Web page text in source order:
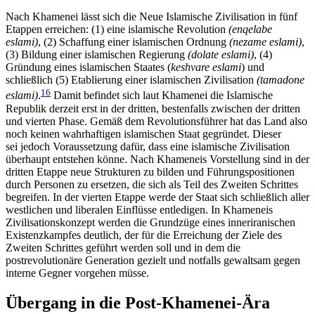
Nach Khamenei lässt sich die Neue Islamische Zivi­lisation in fünf
Etappen erreichen: (1) eine islamische Revolution (enqelabe
eslami), (2) Schaffung einer islami­schen Ordnung (nezame eslami),
(3) Bildung einer isla­mischen Regierung (dolate eslami), (4)
Gründung eines islamischen Staates (keshvare eslami) und
schließlich (5) Etablierung einer islamischen Zivilisation (tamadone
eslami).16 Damit befindet sich laut Khamenei die Isla­mische
Republik derzeit erst in der dritten, bestenfalls zwischen der dritten
und vierten Phase. Gemäß dem Revolutionsführer hat das Land also
noch keinen wahrhaftigen islamischen Staat gegründet. Dieser
sei jedoch Voraussetzung dafür, dass eine islamische Zivilisation
überhaupt entstehen könne. Nach Kha­meneis Vorstellung sind in der
dritten Etappe neue Strukturen zu bilden und Führungspositionen
durch Personen zu ersetzen, die sich als Teil des Zweiten Schrittes
begreifen. In der vierten Etappe werde der Staat sich schließlich aller
westlichen und liberalen Einflüsse entledigen. In Khameneis
Zivilisations­konzept werden die Grundzüge eines inneriranischen
Existenzkampfes deutlich, der für die Erreichung der Ziele des
Zweiten Schrittes geführt werden soll und in dem die
postrevolutionäre Generation gezielt und notfalls gewaltsam gegen
interne Gegner vorgehen müsse.
Übergang in die Post-Khamenei-Ära